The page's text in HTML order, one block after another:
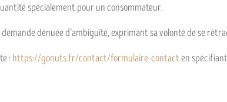
spécialement pour un consommateur.
dénuée d’ambiguïté, exprimant sa volonté de se
: https://gonuts.fr/contact/formulaire-contacten